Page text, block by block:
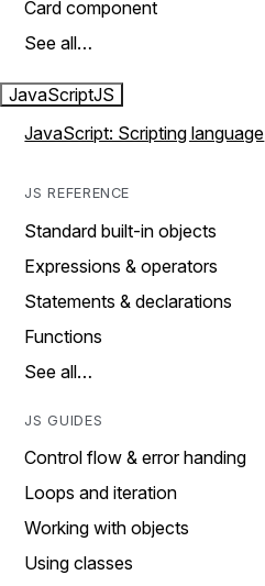
Card component
See all…
JavaScriptJS
JavaScript: Scripting language
JS REFERENCE
Standard built-in objects
Expressions & operators
Statements & declarations
Functions
See all…
JS GUIDES
Control flow & error handing
Loops and iteration
Working with objects
Using classes